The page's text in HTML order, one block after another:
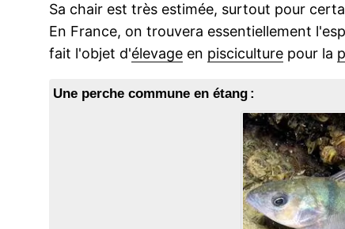
Sa chair est très estimée, surtout pour
En France, on trouvera essentiellement
fait l'objet d'élevage en pisciculture pour la
Une perche commune en étang :